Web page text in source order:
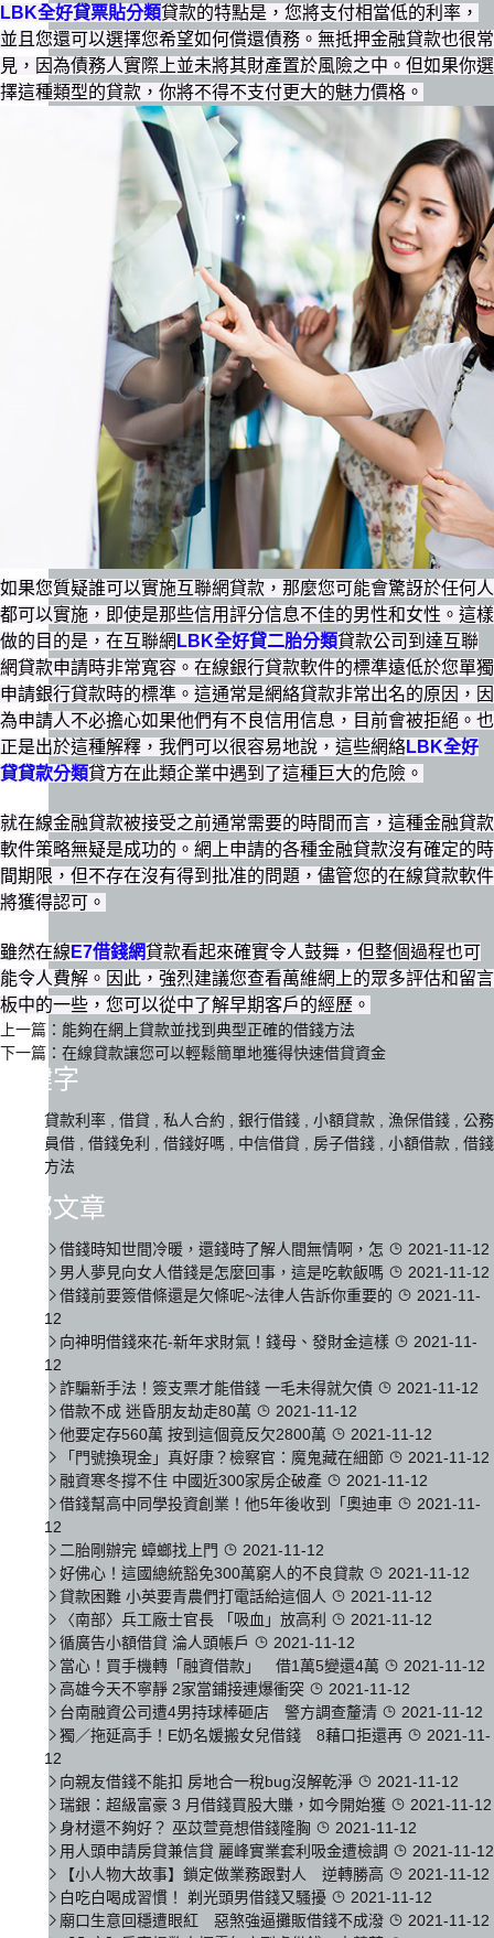
LBK全好貸票貼分類貸款的特點是，您將支付相當低的利率，
並且您還可以選擇您希望如何償還債務。無抵押金融貸款也很常
見，因為債務人實際上並未將其財產置於風險之中。但如果你選
擇這種類型的貸款，你將不得不支付更大的魅力價格。
如果您質疑誰可以實施互聯網貸款，那麼您可能會驚訝於任何人
都可以實施，即使是那些信用評分信息不佳的男性和女性。這樣
做的目的是，在互聯網 LBK全好貸二胎分類貸款公司到達互聯
網貸款申請時非常寬容。在線銀行貸款軟件的標準遠低於您單獨
申請銀行貸款時的標準。這通常是網絡貸款非常出名的原因，因
為申請人不必擔心如果他們有不良信用信息，目前會被拒絕。也
正是出於這種解釋，我們可以很容易地說，這些網絡LBK全好
貸貸款分類貸方在此類企業中遇到了這種巨大的危險。
就在線金融貸款被接受之前通常需要的時間而言，這種金融貸款
軟件策略無疑是成功的。網上申請的各種金融貸款沒有確定的時
間期限，但不存在沒有得到批准的問題，儘管您的在線貸款軟件
將獲得認可。
雖然在線 E7借錢網貸款看起來確實令人鼓舞，但整個過程也可
能令人費解。因此，強烈建議您查看萬維網上的眾多評估和留言
板中的一些，您可以從中了解早期客戶的經歷。
上一篇： 能夠在網上貸款並找到典型正確的借錢方法
下一篇： 在線貸款讓您可以輕鬆簡單地獲得快速借貸資金
關鍵字
貸款利率 借貸 私人合約 銀行借錢 小額貸款 漁保借錢
公務
員借
借錢免利 借錢好嗎 中信借貸 房子借錢 小額借款
借錢
方法
全部文章
借錢時知世間冷暖，還錢時了解人間無情啊，怎
2021-11-12
男人夢見向女人借錢是怎麼回事，這是吃軟飯嗎
2021-11-12
借錢前要簽借條還是欠條呢~法律人告訴你重要的
2021-11-
12
向神明借錢來花-新年求財氣！錢母、發財金這樣
2021-11-
12
詐騙新手法！簽支票才能借錢 一毛未得就欠債
2021-11-12
借款不成 迷昏朋友劫走80萬
2021-11-12
他要定存560萬 按到這個竟反欠2800萬
2021-11-12
「門號換現金」真好康？檢察官：魔鬼藏在細節
2021-11-12
融資寒冬撐不住 中國近300家房企破產
2021-11-12
借錢幫高中同學投資創業！他5年後收到「奧迪車
2021-11-
12
二胎剛辦完 蟑螂找上門
2021-11-12
好佛心！這國總統豁免300萬窮人的不良貸款
2021-11-12
貸款困難 小英要青農們打電話給這個人
2021-11-12
〈南部〉兵工廠士官長 「吸血」放高利
2021-11-12
循廣告小額借貸 淪人頭帳戶
2021-11-12
當心！買手機轉「融資借款」 借1萬5變還4萬
2021-11-12
高雄今天不寧靜 2家當鋪接連爆衝突
2021-11-12
台南融資公司遭4男持球棒砸店 警方調查釐清
2021-11-12
獨／拖延高手！E奶名媛搬女兒借錢 8藉口拒還再
2021-11-
12
向親友借錢不能扣 房地合一稅bug沒解乾淨
2021-11-12
瑞銀：超級富豪 3 月借錢買股大賺，如今開始獲
2021-11-12
身材還不夠好？ 巫苡萱竟想借錢隆胸
2021-11-12
用人頭申請房貸兼信貸 麗峰實業套利吸金遭檢調
2021-11-12
【小人物大故事】鎖定做業務跟對人 逆轉勝高
2021-11-12
白吃白喝成習慣！ 剃光頭男借錢又騷擾
2021-11-12
廟口生意回穩遭眼紅 惡煞強逼攤販借錢不成潑
2021-11-12